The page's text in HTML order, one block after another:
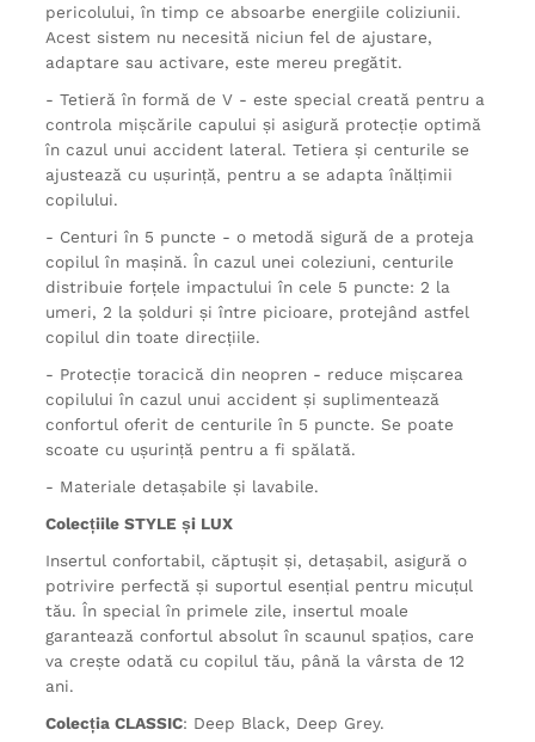
pericolului, în timp ce absoarbe energiile coliziunii.
Acest sistem nu necesită niciun fel de ajustare,
adaptare sau activare, este mereu pregătit.
- Tetieră în formă de V - este special creată pentru a
controla mișcările capului și asigură protecție optimă
în cazul unui accident lateral. Tetiera și centurile se
ajustează cu ușurință, pentru a se adapta înălțimii
copilului.
- Centuri în 5 puncte - o metodă sigură de a proteja
copilul în mașină. În cazul unei coleziuni, centurile
distribuie forțele impactului în cele 5 puncte: 2 la
umeri, 2 la șolduri și între picioare, protejând astfel
copilul din toate direcțiile.
- Protecție toracică din neopren - reduce mișcarea
copilului în cazul unui accident și suplimentează
confortul oferit de centurile în 5 puncte. Se poate
scoate cu ușurință pentru a fi spălată.
- Materiale detașabile și lavabile.
Colecțiile STYLE și LUX
Insertul confortabil, căptușit și, detașabil, asigură o
potrivire perfectă și suportul esențial pentru micuțul
tău. În special în primele zile, insertul moale
garantează confortul absolut în scaunul spațios, care
va crește odată cu copilul tău, până la vârsta de 12
ani.
Colecția CLASSIC: Deep Black, Deep Grey.